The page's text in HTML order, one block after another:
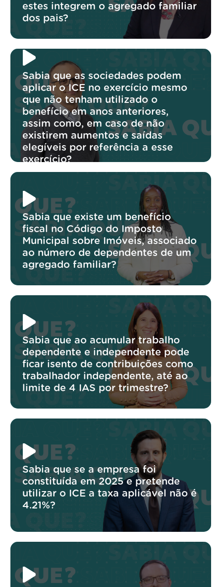
estes integrem o agregado familiar
dos pais?
Sabia que as sociedades podem
aplicar o ICE no exercício mesmo
que não tenham utilizado o
benefício em anos anteriores,
assim como, em caso de não
existirem aumentos e saídas
elegíveis por referência a esse
exercício?
Sabia que existe um benefício
fiscal no Código do Imposto
Municipal sobre Imóveis, associado
ao número de dependentes de um
agregado familiar?
Sabia que ao acumular trabalho
dependente e independente pode
ficar isento de contribuições como
trabalhador independente, até ao
limite de 4 IAS por trimestre?
Sabia que se a empresa foi
constituída em 2025 e pretende
utilizar o ICE a taxa aplicável não é
4.21%?